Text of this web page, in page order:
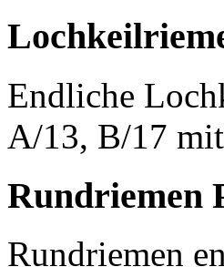
Endliche
A/13, B/17
Rundriemen
Rundriemen